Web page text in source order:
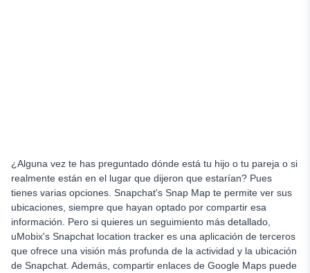
¿Alguna vez te has preguntado dónde está tu hijo o tu pareja o si
realmente están en el lugar que dijeron que estarían? Pues
tienes varias opciones. Snapchat's Snap Map te permite ver sus
ubicaciones, siempre que hayan optado por compartir esa
información. Pero si quieres un seguimiento más detallado,
uMobix's Snapchat location tracker es una aplicación de terceros
que ofrece una visión más profunda de la actividad y la ubicación
de Snapchat. Además, compartir enlaces de Google Maps puede